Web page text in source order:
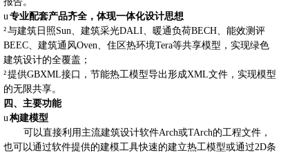
u 专业配套产品齐全，体现一体化设计思想
²与建筑日照Sun 、建筑采光DALI 、暖通负荷BECH 、能效测评
BEEC 、建筑通风Oven 、住区热环境Tera等共享模型，实现绿色
建筑设计的全覆盖；
²提供GBXML接口，节能热工模型导出形成XML文件，实现模型
的无限共享。
四、主要功能
u 构建模型
可以直接利用主流建筑设计软件Arch或TArch的工程文件，
也可以通过软件提供的建模工具快速的建立热工模型或通过2D条